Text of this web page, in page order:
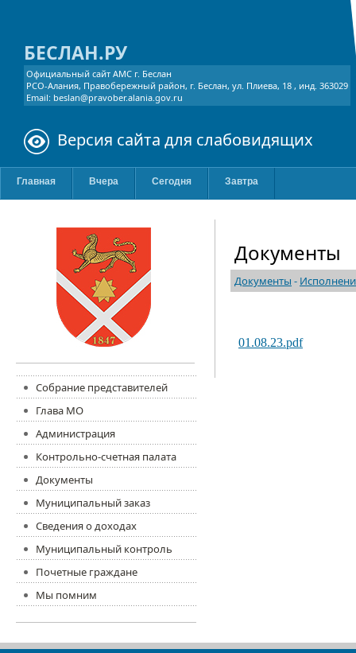
БЕСЛАН.РУ
Официальный сайт АМС г. Беслан
РСО-Алания, Правобережный район, г. Беслан, ул. Плиева, 18 , инд. 363029
Email: beslan@pravober.alania.gov.ru
Версия сайта для слабовидящих
Главная Вчера Сегодня Завтра
Собрание представителей
Глава МО
Администрация
Контрольно-счетная палата
Документы
Муниципальный заказ
Сведения о доходах
Муниципальный контроль
Почетные граждане
Мы помним
Документы
Документы -
01.08.23.pdf